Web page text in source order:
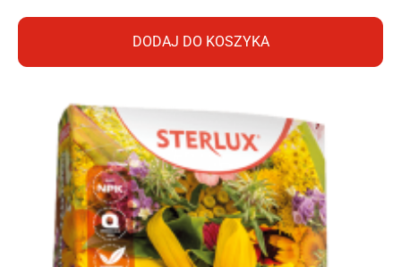
DODAJ DO KOSZYKA